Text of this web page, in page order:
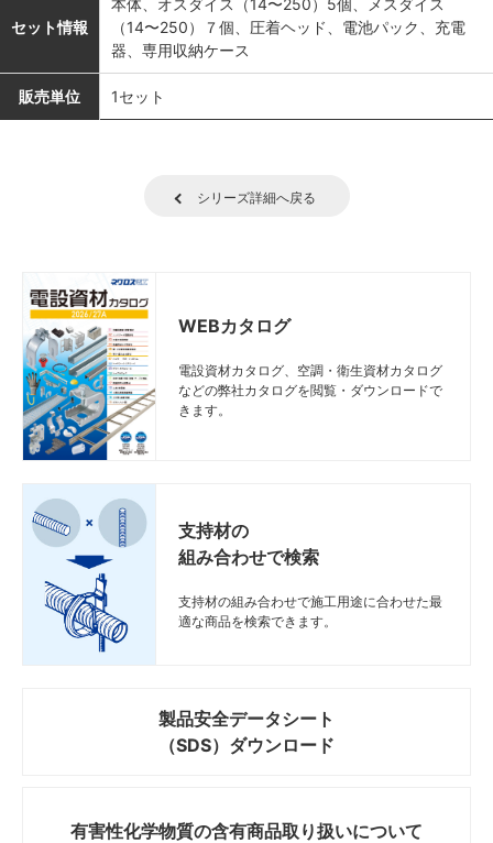
セット情報
本体、オスダイス（14〜250）5個、メスダイス
（14〜250）７個、圧着ヘッド、電池パック、充電
器、専用収納ケース
販売単位 1セット
シリーズ詳細へ戻る
WEBカタログ
電設資材カタログ、空調・衛生資材カタログ
などの弊社カタログを閲覧・ダウンロードで
きます。
支持材の
組み合わせで検索
支持材の組み合わせで施工用途に合わせた最
適な商品を検索できます。
製品安全データシート
（SDS）ダウンロード
有害性化学物質の含有商品取り扱いについて